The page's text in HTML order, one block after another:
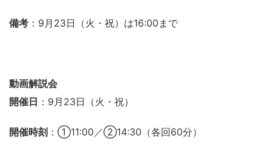
備考 ：9月23日（火・祝）は16:00まで
動画解説会
開催日 ：9月23日（火・祝）
開催時刻 ：①11:00／②14:30（各回60分）